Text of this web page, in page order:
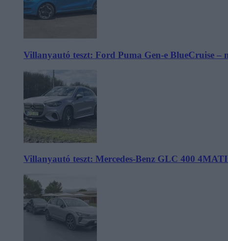
Villanyautó teszt: Ford Puma Gen-e BlueCruise –
Villanyautó teszt: Mercedes-Benz GLC 400